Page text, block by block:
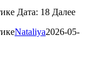
Дата: 18 Далее
Nataliya2026-05-